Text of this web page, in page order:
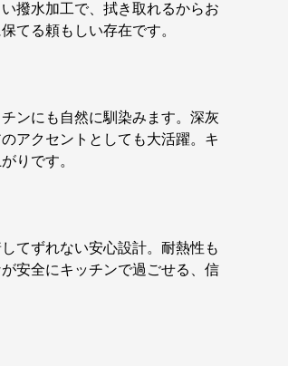
撥水加工で、拭き取れるからお
てる頼もしい存在です。
ンにも自然に馴染みます。深灰
アクセントとしても大活躍。キ
りです。
てずれない安心設計。耐熱性も
安全にキッチンで過ごせる、信